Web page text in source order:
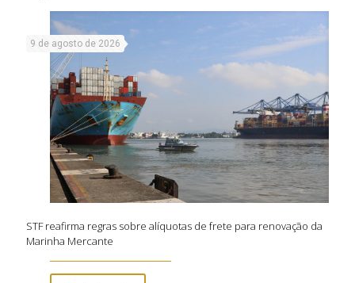
9 de agosto de 2026
STF reafirma regras sobre alíquotas de frete para renovação da
Marinha Mercante